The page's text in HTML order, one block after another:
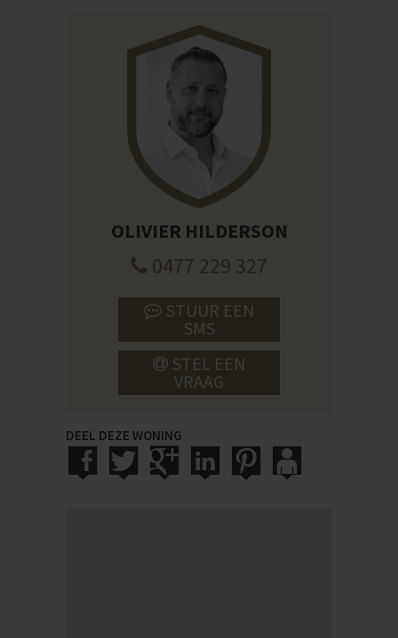
OLIVIER HILDERSON
0477 229 327
STUUR EEN
SMS
STEL EEN
VRAAG
DEEL DEZE WONING